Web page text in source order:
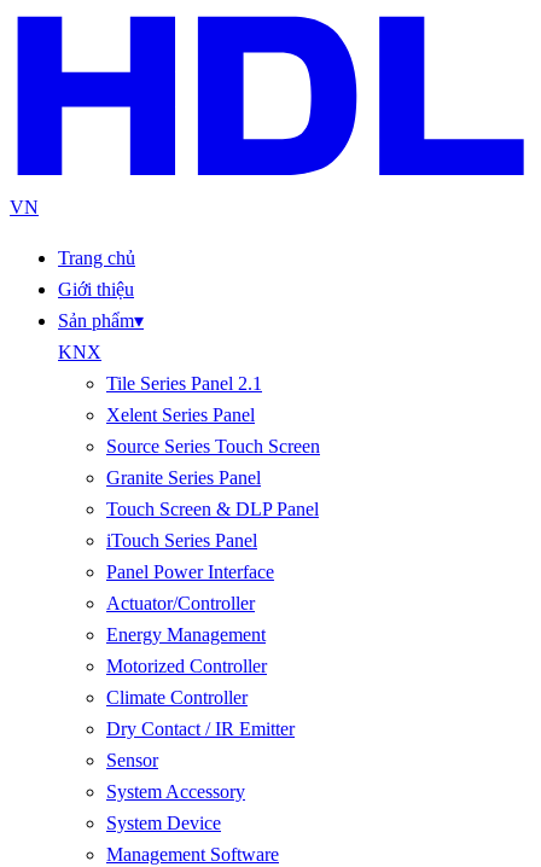
VN
Trang chủ
Giới thiệu
Sản phẩm▾
KNX
Tile Series Panel 2.1
Xelent Series Panel
Source Series Touch Screen
Granite Series Panel
Touch Screen & DLP Panel
iTouch Series Panel
Panel Power Interface
Actuator/Controller
Energy Management
Motorized Controller
Climate Controller
Dry Contact / IR Emitter
Sensor
System Accessory
System Device
Management Software